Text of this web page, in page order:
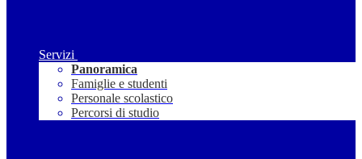
Servizi
Panoramica
Famiglie e studenti
Personale scolastico
Percorsi di studio